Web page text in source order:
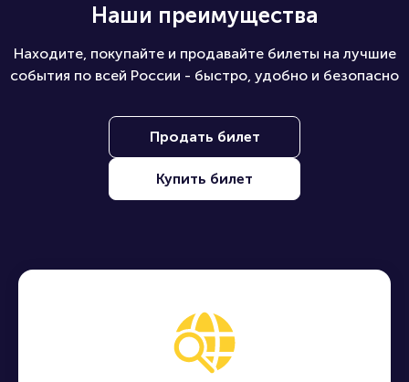
Наши преимущества
Находите, покупайте и продавайте билеты на лучшие
события по всей России - быстро, удобно и безопасно
Продать билет
Купить билет